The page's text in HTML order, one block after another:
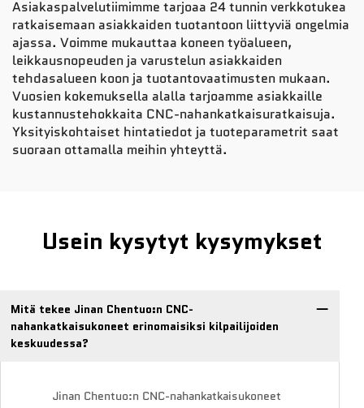
Asiakaspalvelutiimimme tarjoaa 24 tunnin verkkotukea
ratkaisemaan asiakkaiden tuotantoon liittyviä ongelmia
ajassa. Voimme mukauttaa koneen työalueen,
leikkausnopeuden ja varustelun asiakkaiden
tehdasalueen koon ja tuotantovaatimusten mukaan.
Vuosien kokemuksella alalla tarjoamme asiakkaille
kustannustehokkaita CNC-nahankatkaisuratkaisuja.
Yksityiskohtaiset hintatiedot ja tuoteparametrit saat
suoraan ottamalla meihin yhteyttä.
Usein kysytyt kysymykset
Mitä tekee Jinan Chentuo:n CNC-
nahankatkaisukoneet erinomaisiksi kilpailijoiden
keskuudessa?
Jinan Chentuo:n CNC-nahankatkaisukoneet